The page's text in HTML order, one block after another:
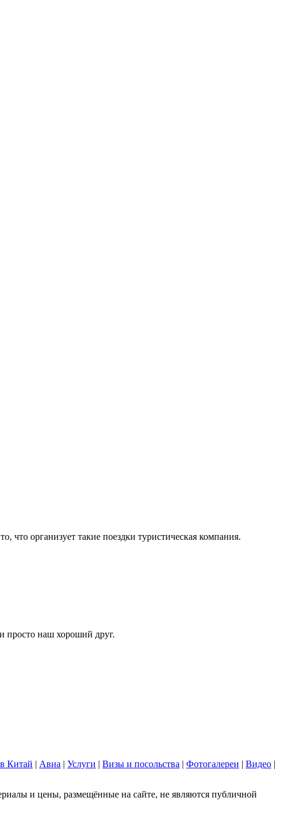
организует такие поездки туристическая компания.
просто наш хороший друг.
Китай | Авиа | Услуги | Визы и посольства | Фотогалереи | Видео |
и цены, размещённые на сайте, не являются публичной